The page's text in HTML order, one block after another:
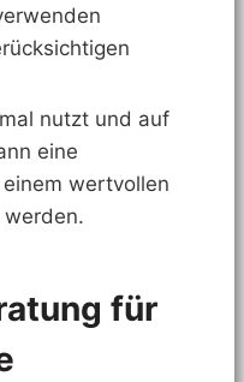
nutzt und auf
eine
einem wertvollen
für